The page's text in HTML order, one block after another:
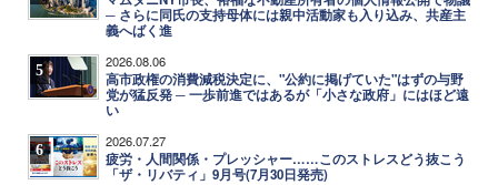
─ さらに同氏の支持母体には親中活動家も入り込み、共産主
義へばく進
5 2026.08.06
高市政権の消費減税決定に、"公約に掲げていた"はずの与野
党が猛反発 ─ 一歩前進ではあるが「小さな政府」にはほど遠
い
6 2026.07.27
疲労・人間関係・プレッシャー……このストレスどう抜こう
「ザ・リバティ」9月号(7月30日発売)